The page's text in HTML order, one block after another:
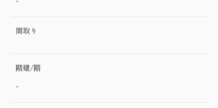
間取り
階建/階
-